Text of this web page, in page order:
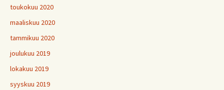
toukokuu 2020
maaliskuu 2020
tammikuu 2020
joulukuu 2019
lokakuu 2019
syyskuu 2019